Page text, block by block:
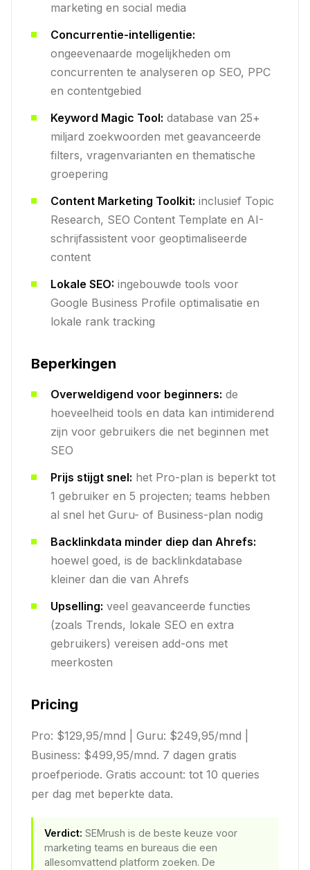
marketing en social media
Concurrentie-intelligentie:
ongeevenaarde mogelijkheden om
concurrenten te analyseren op SEO, PPC
en contentgebied
Keyword Magic Tool: database van 25+
miljard zoekwoorden met geavanceerde
filters, vragenvarianten en thematische
groepering
Content Marketing Toolkit: inclusief Topic
Research, SEO Content Template en AI-
schrijfassistent voor geoptimaliseerde
content
Lokale SEO: ingebouwde tools voor
Google Business Profile optimalisatie en
lokale rank tracking
Beperkingen
Overweldigend voor beginners: de
hoeveelheid tools en data kan intimiderend
zijn voor gebruikers die net beginnen met
SEO
Prijs stijgt snel: het Pro-plan is beperkt tot
1 gebruiker en 5 projecten; teams hebben
al snel het Guru- of Business-plan nodig
Backlinkdata minder diep dan Ahrefs:
hoewel goed, is de backlinkdatabase
kleiner dan die van Ahrefs
Upselling: veel geavanceerde functies
(zoals Trends, lokale SEO en extra
gebruikers) vereisen add-ons met
meerkosten
Pricing
Pro: $129,95/mnd | Guru: $249,95/mnd |
Business: $499,95/mnd. 7 dagen gratis
proefperiode. Gratis account: tot 10 queries
per dag met beperkte data.
Verdict: SEMrush is de beste keuze voor
marketing teams en bureaus die een
allesomvattend platform zoeken. De